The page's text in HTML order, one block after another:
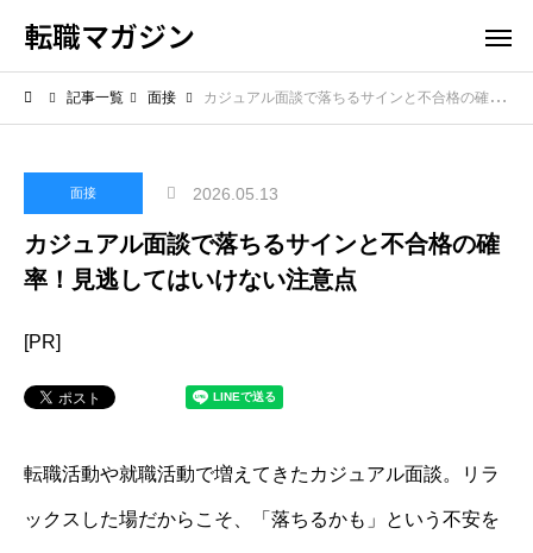
転職マガジン
記事一覧 面接 カジュアル面談で落ちるサインと不合格の確率！見逃してはいけない注意点
面接 2026.05.13
カジュアル面談で落ちるサインと不合格の確
率！見逃してはいけない注意点
[PR]
転職活動や就職活動で増えてきたカジュアル面談。リラ
ックスした場だからこそ、「落ちるかも」という不安を